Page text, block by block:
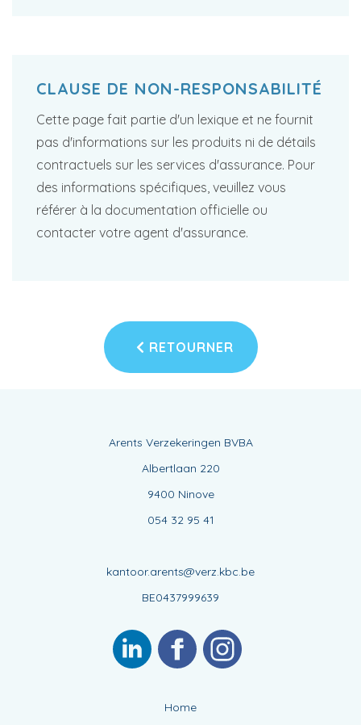
CLAUSE DE NON-RESPONSABILITÉ
Cette page fait partie d'un lexique et ne fournit
pas d'informations sur les produits ni de détails
contractuels sur les services d'assurance. Pour
des informations spécifiques, veuillez vous
référer à la documentation officielle ou
contacter votre agent d'assurance.
RETOURNER
Arents Verzekeringen BVBA
Albertlaan 220
9400 Ninove
054 32 95 41
kantoor.arents@verz.kbc.be
BE0437999639
Home